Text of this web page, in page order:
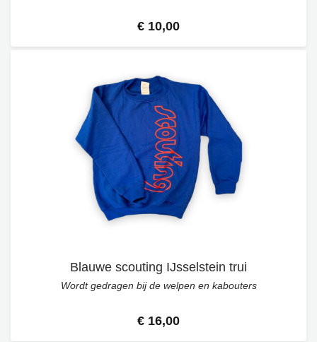
€ 10,00
Blauwe scouting IJsselstein trui
Wordt gedragen bij de welpen en kabouters
€ 16,00